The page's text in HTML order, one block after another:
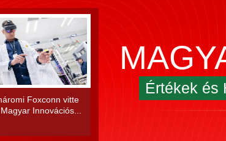
Foxconn vitte
Innovációs...
Értékek és